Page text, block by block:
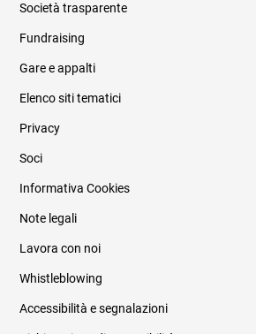
Informazioni legali e
Società trasparente
Fundraising
Gare e appalti
Elenco siti tematici
Privacy
Soci
Informativa Cookies
Note legali
Lavora con noi
Whistleblowing
Accessibilità e segnalazioni